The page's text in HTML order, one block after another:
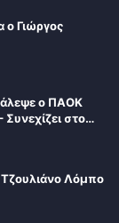
ο Γιώργος
ο ΠΑΟΚ
στο…
Λόμπο